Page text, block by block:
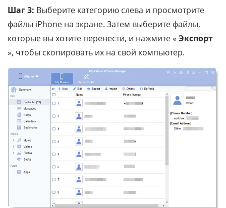
Шаг 3: Выберите категорию слева и просмотрите
файлы iPhone на экране. Затем выберите файлы,
которые вы хотите перенести, и нажмите « Экспорт
», чтобы скопировать их на свой компьютер.